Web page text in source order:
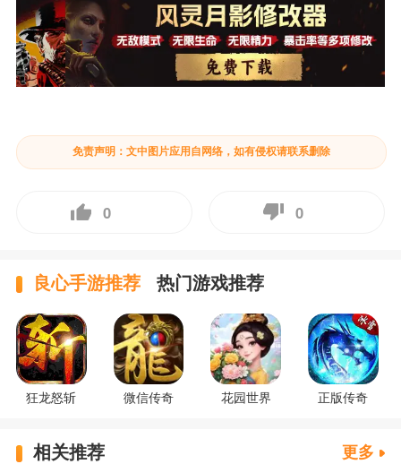
免责声明：文中图片应用自网络，如有侵权请联系删除
0 0
良心手游推荐 热门游戏推荐
狂龙怒斩 微信传奇 花园世界 正版传奇
相关推荐 更多